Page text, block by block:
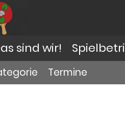
sind wir!
Termine